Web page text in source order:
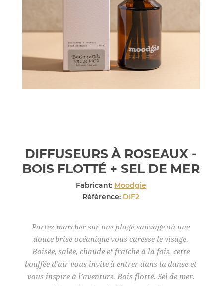
DIFFUSEURS À ROSEAUX -
BOIS FLOTTÉ + SEL DE MER
Fabricant: Moodgie
Référence: DIF2
Partez marcher sur une plage sauvage où une
douce brise océanique vous caresse le visage.
Boisée, salée, chaude et fraîche à la fois, cette
bouffée d’air vous invite à entrer dans la danse et
vous inspire à l’aventure. Bois flotté. Sel de mer.